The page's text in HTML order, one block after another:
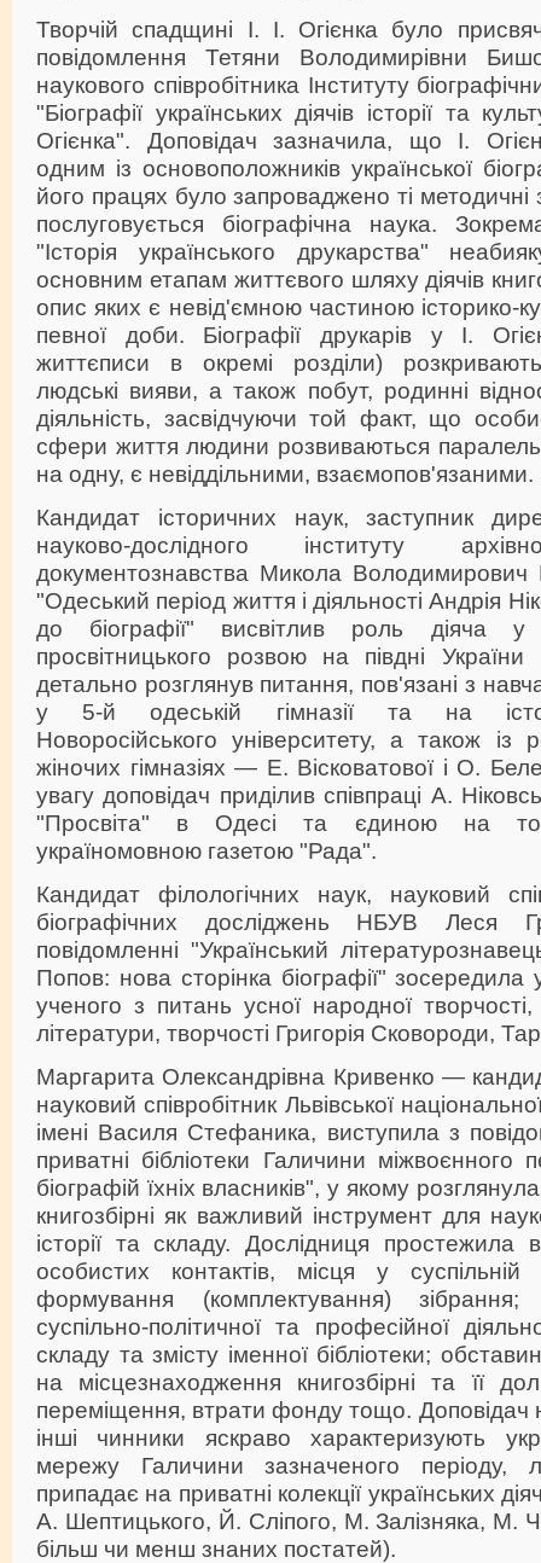
Творчій спадщині І. І. Огієнка було
повідомлення Тетяни Володимирівни
наукового співробітника Інституту
"Біографії українських діячів історії та
Огієнка". Доповідач зазначила, що І.
одним із основоположників української
його працях було запроваджено ті методичні
послуговується біографічна наука.
"Історія українського друкарства"
основним етапам життєвого шляху діячів
опис яких є невід'ємною частиною історико-
певної доби. Біографії друкарів у І.
життєписи в окремі розділи)
людські вияви, а також побут, родинні
діяльність, засвідчуючи той факт, що
сфери життя людини розвиваються
на одну, є невіддільними, взаємопов'язаними.
Кандидат історичних наук, заступник
науково-дослідного інституту
документознавства Микола Володимирович
"Одеський період життя і діяльності Андрія
до біографії" висвітлив роль діяча у
просвітницького розвою на півдні
детально розглянув питання, пов'язані з
у 5-й одеській гімназії та на
Новоросійського університету, а також із
жіночих гімназіях — Е. Вісковатової і О.
увагу доповідач приділив співпраці А.
"Просвіта" в Одесі та єдиною на
україномовною газетою "Рада".
Кандидат філологічних наук, науковий
біографічних досліджень НБУВ Леся
повідомленні "Український
Попов: нова сторінка біографії" зосередила
ученого з питань усної народної творчості,
літератури, творчості Григорія Сковороди,
Маргарита Олександрівна Кривенко —
науковий співробітник Львівської
імені Василя Стефаника, виступила з
приватні бібліотеки Галичини міжвоєнного
біографій їхніх власників", у якому
книгозбірні як важливий інструмент для
історії та складу. Дослідниця простежила
особистих контактів, місця у
формування (комплектування) зібрання;
суспільно-політичної та професійної
складу та змісту іменної бібліотеки;
на місцезнаходження книгозбірні та її
переміщення, втрати фонду тощо. Доповідач
інші чинники яскраво характеризують
мережу Галичини зазначеного періоду,
припадає на приватні колекції українських
А. Шептицького, Й. Сліпого, М. Залізняка, М.
більш чи менш знаних постатей).